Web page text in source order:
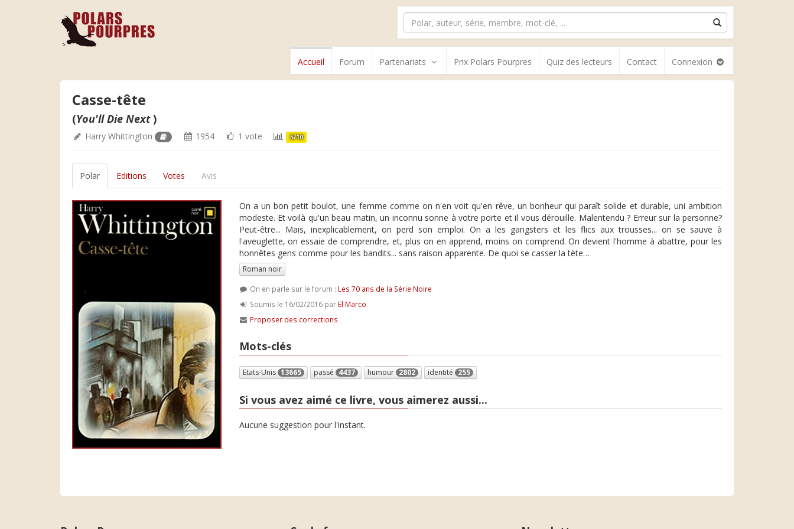
Accueil Forum Partenariats Prix Polars Pourpres Quiz des lecteurs Contact Connexion
Casse-tête
(You'll Die Next)
Harry Whittington 1954 1 vote 5/10
Polar Editions Votes Avis
On a un bon petit boulot, une femme comme on n'en voit qu'en rêve, un bonheur qui paraît solide et durable, uni ambition
modeste. Et voilà qu'un beau matin, un inconnu sonne à votre porte et il vous dérouille. Malentendu ? Erreur sur la personne?
Peut-être... Mais, inexplicablement, on perd son emploi. On a les gangsters et les flics aux trousses... on se sauve à
l'aveuglette, on essaie de comprendre, et, plus on en apprend, moins on comprend. On devient l'homme à abattre, pour les
honnêtes gens comme pour les bandits... sans raison apparente. De quoi se casser la tète…
Roman noir
On en parle sur le forum : Les 70 ans de la Série Noire
Soumis le 16/02/2016 par El Marco
Proposer des corrections
Mots-clés
Etats-Unis 13665 passé 4437 humour 2802 identité 255
Si vous avez aimé ce livre, vous aimerez aussi...
Aucune suggestion pour l'instant.